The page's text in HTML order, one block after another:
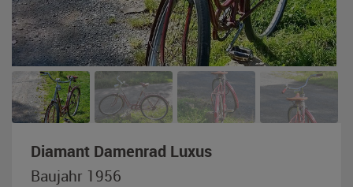
Diamant Damenrad Luxus,
Baujahr 1956